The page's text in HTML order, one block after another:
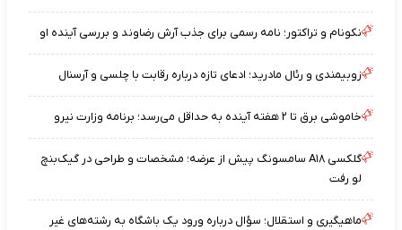
نکونام و تراکتور؛ نامه رسمی برای جذب آرش رضاوند و بررسی آینده او
زوبیمندی و رئال مادرید؛ ادعای تازه درباره رقابت با چلسی و آرسنال
خاموشی برق تا ۲ هفته آینده به حداقل می‌رسد؛ برنامه وزارت نیرو
گلکسی A۱۸ سامسونگ پیش از عرضه؛ مشخصات و طراحی در گیک‌بنچ
لو رفت
ماهیگیری و استقلال؛ سؤال درباره ورود یک باشگاه به رشته‌های غیر